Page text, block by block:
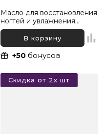
Масло для восстановления
ногтей и увлажнения
кутикулы сухое Монарда
Bruar, 11млВ корзину
+50 бонусов
Скидка от 2х шт